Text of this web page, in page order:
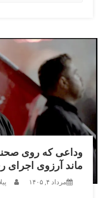
وداعی که روی
ماند آرزوی اجرای
مرداد ۴, ۱۴۰۵